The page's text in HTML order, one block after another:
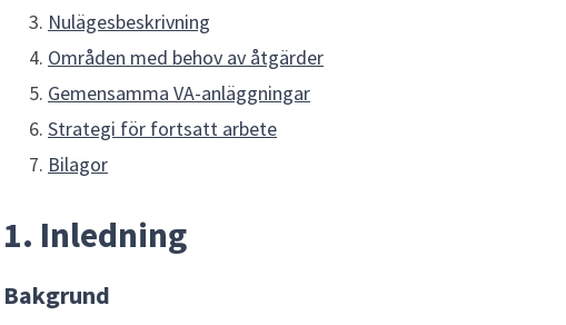
Nulägesbeskrivning
Områden med behov av åtgärder
Gemensamma VA-anläggningar
Strategi för fortsatt arbete
Bilagor
1. Inledning
Bakgrund